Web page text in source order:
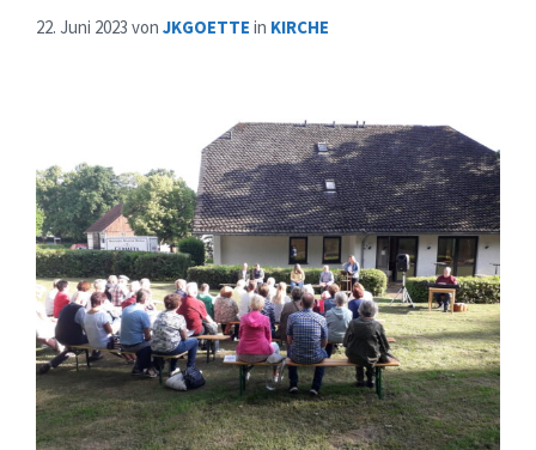
22. Juni 2023 von JKGOETTE in KIRCHE